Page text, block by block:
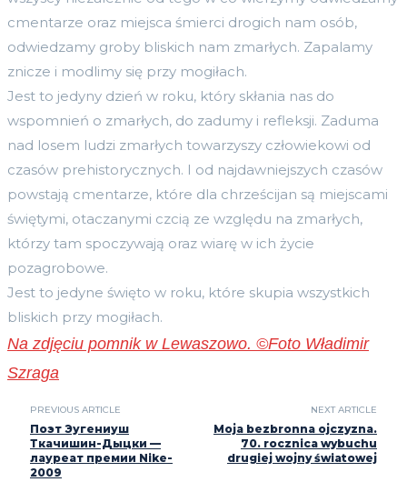
cmentarze oraz miejsca śmierci drogich nam osób,
odwiedzamy groby bliskich nam zmarłych. Zapalamy
znicze i modlimy się przy mogiłach.
Jest to jedyny dzień w roku, który skłania nas do
wspomnień o zmarłych, do zadumy i refleksji. Zaduma
nad losem ludzi zmarłych towarzyszy człowiekowi od
czasów prehistorycznych. I od najdawniejszych czasów
powstają cmentarze, które dla chrześcijan są miejscami
świętymi, otaczanymi czcią ze względu na zmarłych,
którzy tam spoczywają oraz wiarę w ich życie
pozagrobowe.
Jest to jedyne święto w roku, które skupia wszystkich
bliskich przy mogiłach.
Na zdjęciu pomnik w Lewaszowo. ©Foto Władimir
Szraga
PREVIOUS ARTICLE
Поэт Эугениуш
Ткачишин-Дыцки —
лауреат премии Nike-
2009
NEXT ARTICLE
Moja bezbronna ojczyzna.
70. rocznica wybuchu
drugiej wojny światowej